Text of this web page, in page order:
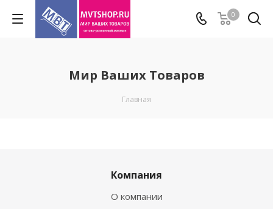
0
Мир Ваших Товаров
Главная
Компания
О компании